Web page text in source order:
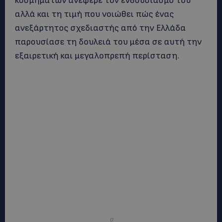
αλλά και τη τιμή που νοιώθει πώς ένας
ανεξάρτητος σχεδιαστής από την Ελλάδα
παρουσίασε τη δουλειά του μέσα σε αυτή την
εξαιρετική και μεγαλοπρεπή περίσταση.
Ο